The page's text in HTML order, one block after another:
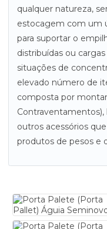
qualquer natureza,
estocagem com um
para suportar o
distribuídas ou
situações de
elevado número de
composta por
Contraventamentos),
outros acessórios
produtos de pesos e